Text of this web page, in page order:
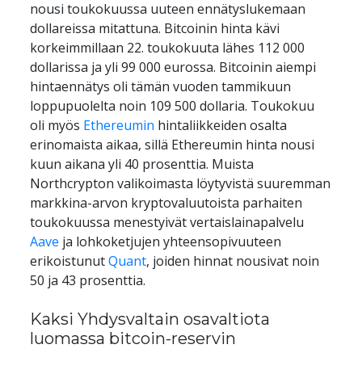
nousi toukokuussa uuteen ennätyslukemaan
dollareissa mitattuna. Bitcoinin hinta kävi
korkeimmillaan 22. toukokuuta lähes 112 000
dollarissa ja yli 99 000 eurossa. Bitcoinin aiempi
hintaennätys oli tämän vuoden tammikuun
loppupuolelta noin 109 500 dollaria. Toukokuu
oli myös Ethereumin hintaliikkeiden osalta
erinomaista aikaa, sillä Ethereumin hinta nousi
kuun aikana yli 40 prosenttia. Muista
Northcrypton valikoimasta löytyvistä suuremman
markkina-arvon kryptovaluutoista parhaiten
Aave ja lohkoketjujen yhteensopivuuteen
erikoistunut Quant, joiden hinnat nousivat noin
50 ja 43 prosenttia.
Kaksi Yhdysvaltain osavaltiota
luomassa bitcoin-reservin